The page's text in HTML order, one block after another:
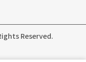
Reserved.